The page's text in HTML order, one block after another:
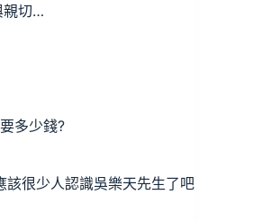
親切…
多少錢?
很少人認識吳樂天先生了吧